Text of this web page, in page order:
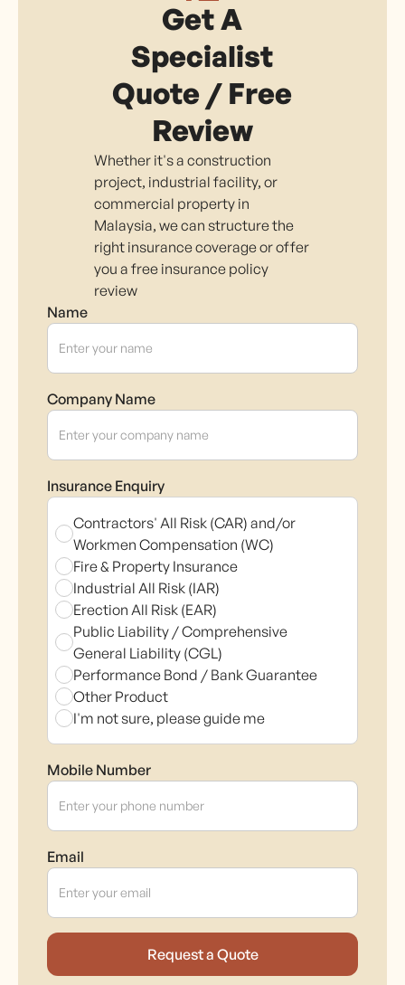
Get A
Specialist
Quote / Free
Review
Whether it's a construction
project, industrial facility, or
commercial property in
Malaysia, we can structure the
right insurance coverage or offer
you a free insurance policy
review
Name
Company Name
Insurance Enquiry
Contractors' All Risk (CAR) and/or
Workmen Compensation (WC)
Fire & Property Insurance
Industrial All Risk (IAR)
Erection All Risk (EAR)
Public Liability / Comprehensive
General Liability (CGL)
Performance Bond / Bank Guarantee
Other Product
I'm not sure, please guide me
Mobile Number
Email